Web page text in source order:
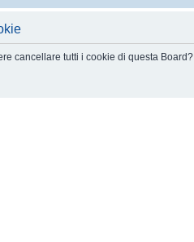
cancellare tutti i cookie di questa Board?